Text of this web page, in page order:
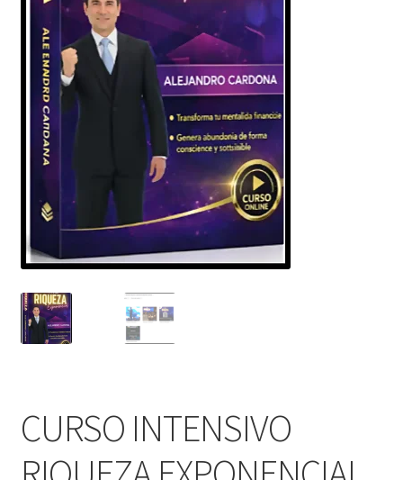
CURSO INTENSIVO